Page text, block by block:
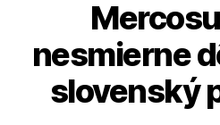
nesmierne
slovenský